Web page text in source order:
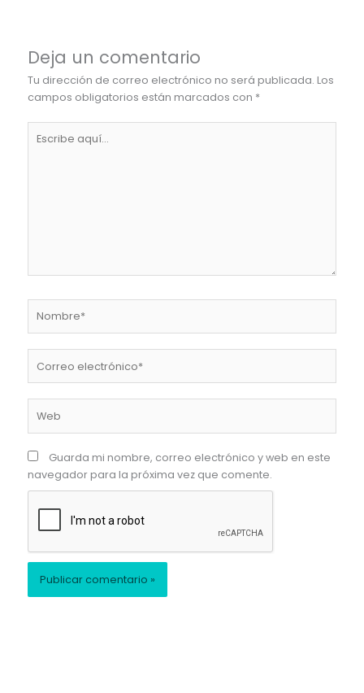
Deja un comentario
Tu dirección de correo electrónico no será publicada. Los
campos obligatorios están marcados con *
aquí...
electrónico*
Guarda mi nombre, correo electrónico y web en este
navegador para la próxima vez que comente.